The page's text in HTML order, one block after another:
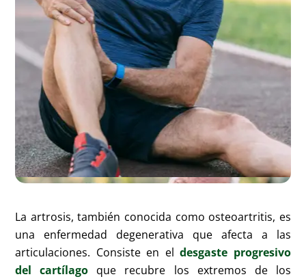
La artrosis, también conocida como osteoartritis, es
una enfermedad degenerativa que afecta a las
articulaciones. Consiste en eldesgaste progresivo
del cartílago que recubre los extremos de los